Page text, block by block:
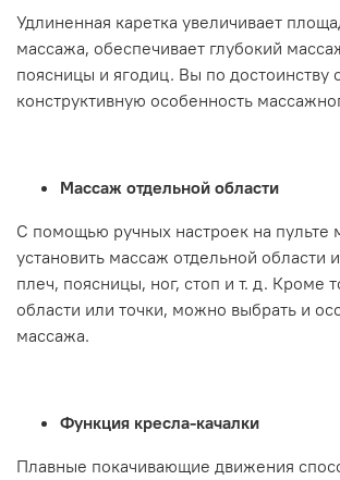
Удлиненная каретка увеличивает
массажа, обеспечивает глубокий
поясницы и ягодиц. Вы по достоинству
конструктивную особенность
Массаж отдельной области
С помощью ручных настроек на пульте
установить массаж отдельной области
плеч, поясницы, ног, стоп и т. д. Кроме
области или точки, можно выбрать и
массажа.
Функция кресла-качалки
Плавные покачивающие движения